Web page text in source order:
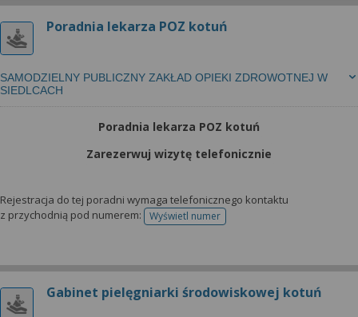
Poradnia lekarza POZ kotuń
SAMODZIELNY PUBLICZNY ZAKŁAD OPIEKI ZDROWOTNEJ W
SIEDLCACH
Poradnia lekarza POZ kotuń
Zarezerwuj wizytę telefonicznie
Rejestracja do tej poradni wymaga telefonicznego kontaktu
z przychodnią pod numerem:
Wyświetl numertelefonu do rejestracji
Gabinet pielęgniarki środowiskowej kotuń